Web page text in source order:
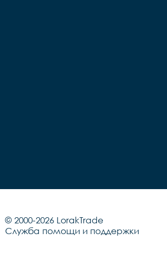
© 2000-2026 LorakTrade
Служба помощи и поддержки